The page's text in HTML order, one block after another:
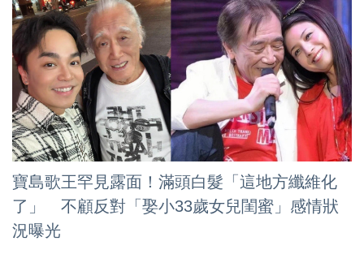
寶島歌王罕見露面！滿頭白髮「這地方纖維化
了」 不顧反對「娶小33歲女兒閨蜜」感情狀
況曝光